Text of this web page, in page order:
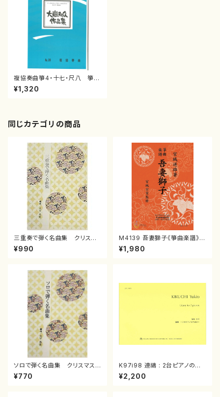
複協奏曲箏4・十七・尺八 箏大
嶽 和久
¥1,320
同じカテゴリの商品
三重奏で弾く名曲集 クリスマ
スメドレー( 箏2/大平光美 編
曲/楽譜）
¥990
M4139 吾妻獅子《箏曲楽譜》
（箏/宮城道雄著・宮城宗家監修/
箏曲古典楽譜）
¥1,980
ソロで弾く名曲集 クリスマス・
イブ／恋人がサンタクロース(
箏独奏 /大平光美 編曲/楽
¥770
K97i98 連禱 : 2台ピアノのた
めの（2 Pianos / 菊池 幸夫 /
楽譜）
¥2,200